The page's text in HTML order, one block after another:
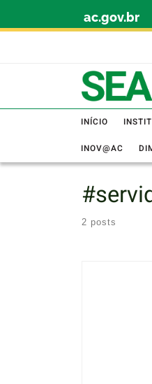
ac.gov.br
INÍCIO
INOV@AC
2 posts